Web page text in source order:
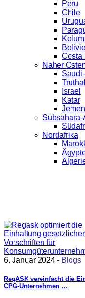
Peru
Chile
Costa
Naher Osten
Israel
Katar
Jemen
Subsahara-
Nordafrika
6. Januar 2024 - Blogs
RegASK vereinfacht die
CPG-Unternehmen …